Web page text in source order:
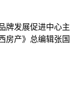
牌发展促进中心主
房产》总编辑张国